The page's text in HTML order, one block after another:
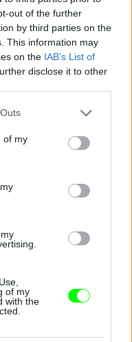
out of the further
by third parties on the
This information may
on the IAB’s List of
disclose it to other
one or more Google
You may click to
its third-party tags to
in below Google
of my
of my
with the